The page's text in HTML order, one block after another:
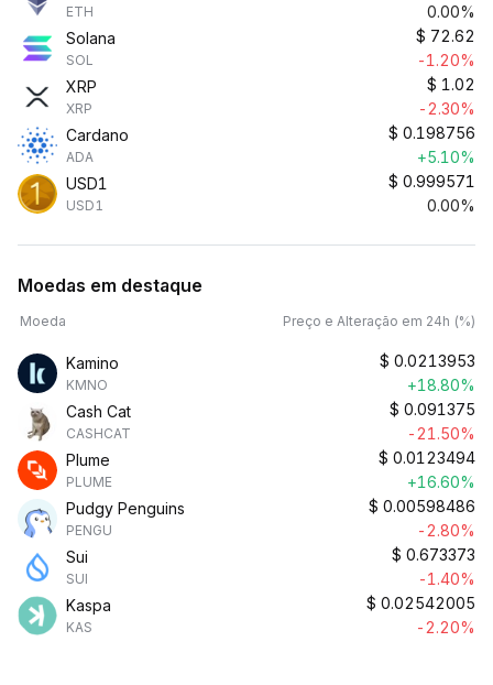
ETH
0.00%
Solana
SOL
$ 72.62
-1.20%
XRP
XRP
$ 1.02
-2.30%
Cardano
ADA
$ 0.198756
+5.10%
USD1
USD1
$ 0.999571
0.00%
Moedas em destaque
Moeda Preço e Alteração em 24h (%)
Kamino
KMNO
$ 0.0213953
+18.80%
Cash Cat
CASHCAT
$ 0.091375
-21.50%
Plume
PLUME
$ 0.0123494
+16.60%
Pudgy Penguins
PENGU
$ 0.00598486
-2.80%
Sui
SUI
$ 0.673373
-1.40%
Kaspa
KAS
$ 0.02542005
-2.20%